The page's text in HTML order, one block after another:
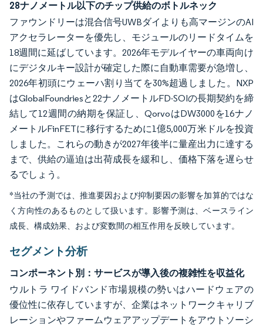
28ナノメートル以下のチップ供給のボトルネック
ファウンドリーは混合信号UWBダイよりも高マージンのAI
アクセラレーターを優先し、モジュールのリードタイムを
18週間に延ばしています。2026年モデルイヤーの車両向け
にデジタルキー設計が確定した際に自動車需要が急増し、
2026年初頭にウェーハ割り当てを30%超過しました。NXP
はGlobalFoundriesと22ナノメートルFD-SOIの長期契約を締
結して12週間の納期を保証し、QorvoはDW3000を16ナノ
メートルFinFETに移行するために1億5,000万米ドルを投資
しました。これらの動きが2027年後半に量産出力に達する
まで、供給の逼迫は出荷成長を緩和し、価格下落を遅らせ
るでしょう。
*当社の予測では、推進要因および抑制要因の影響を加算的ではな
く方向性のあるものとして扱います。影響予測は、ベースライン
成長、構成効果、および変数間の相互作用を反映しています。
セグメント分析
コンポーネント別：サービスが導入後の複雑性を収益化
ウルトラ ワイドバンド市場規模の勢いはハードウェアの
優位性に依存していますが、企業はネットワークキャリブ
レーションやファームウェアアップデートをアウトソーシ